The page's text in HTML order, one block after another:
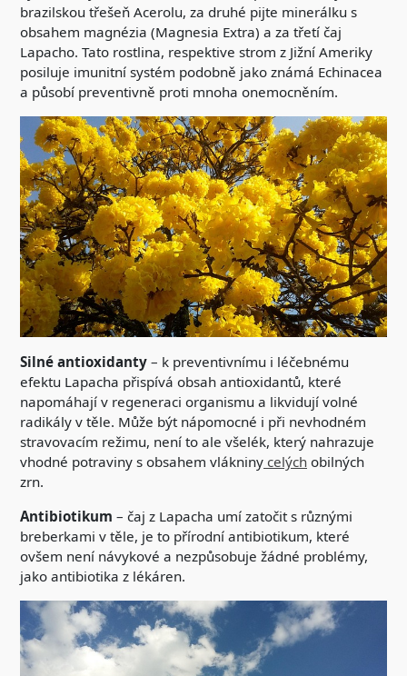
brazilskou třešeň Acerolu, za druhé pijte minerálku s
obsahem magnézia (Magnesia Extra) a za třetí čaj
Lapacho. Tato rostlina, respektive strom z Jižní Ameriky
posiluje imunitní systém podobně jako známá Echinacea
a působí preventivně proti mnoha onemocněním.
Silné antioxidanty – k preventivnímu i léčebnému
efektu Lapacha přispívá obsah antioxidantů, které
napomáhají v regeneraci organismu a likvidují volné
radikály v těle. Může být nápomocné i při nevhodném
stravovacím režimu, není to ale všelék, který nahrazuje
vhodné potraviny s obsahem vlákniny celých obilných
zrn.
Antibiotikum – čaj z Lapacha umí zatočit s různými
breberkami v těle, je to přírodní antibiotikum, které
ovšem není návykové a nezpůsobuje žádné problémy,
jako antibiotika z lékáren.